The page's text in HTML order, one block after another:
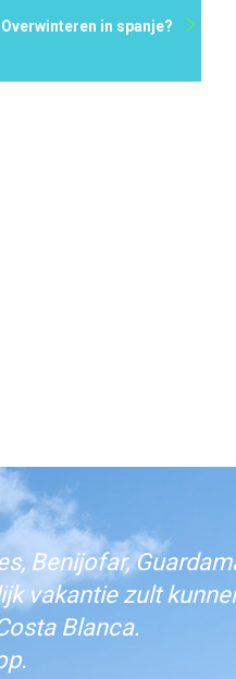
Overwinteren in spanje?
Benijofar,
vakantie zult
Blanca.